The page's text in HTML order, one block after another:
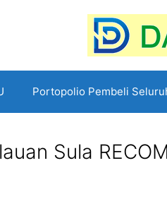
Portopolio Pembeli
Sula